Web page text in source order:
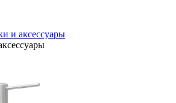
и аксессуары